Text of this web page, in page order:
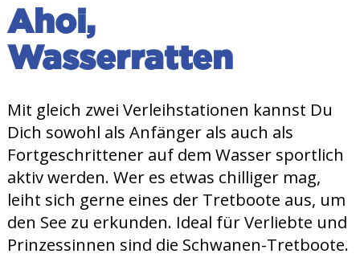
Ahoi,
Wasserratten
Mit gleich zwei Verleihstationen kannst Du
Dich sowohl als Anfänger als auch als
Fortgeschrittener auf dem Wasser sportlich
aktiv werden. Wer es etwas chilliger mag,
leiht sich gerne eines der Tretboote aus, um
den See zu erkunden. Ideal für Verliebte und
Prinzessinnen sind die Schwanen-Tretboote.